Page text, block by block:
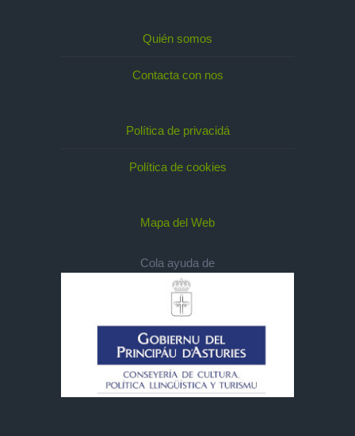
Quién somos
Contacta con nos
Política de privacidá
Política de cookies
Mapa del Web
Cola ayuda de